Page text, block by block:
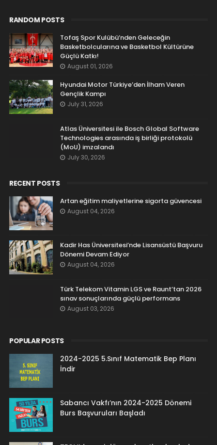
RANDOM POSTS
Tofaş Spor Kulübü’nden Geleceğin
Basketbolcularına ve Basketbol Kültürüne
Güçlü Katkı!
August 01, 2026
Hyundai Motor Türkiye’den İlham Veren
Gençlik Kampı
July 31, 2026
Atlas Üniversitesi ile Bosch Global Software
Technologies arasında iş birliği protokolü
(MoU) imzalandı
July 30, 2026
RECENT POSTS
Artan eğitim maliyetlerine sigorta güvencesi
August 04, 2026
Kadir Has Üniversitesi’nde Lisansüstü Başvuru
Dönemi Devam Ediyor
August 04, 2026
Türk Telekom Vitamin LGS ve Raunt’tan 2026
sınav sonuçlarında güçlü performans
August 03, 2026
POPULAR POSTS
2024-2025 5.Sınıf Matematik Bep Planı
İndir
Sabancı Vakfı’nın 2024-2025 Dönemi
Burs Başvuruları Başladı